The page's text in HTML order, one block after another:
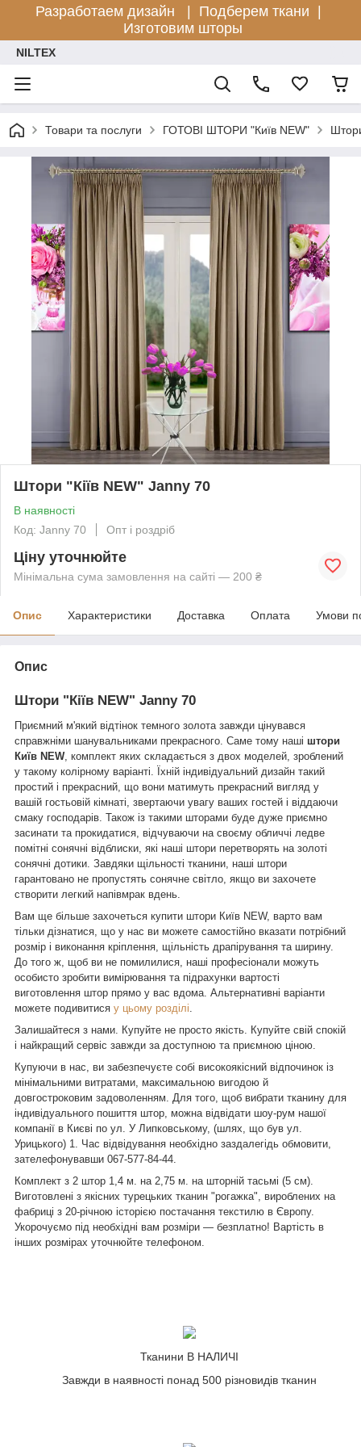
Разработаем дизайн |
Подберем ткани |
Изготовим шторы
NILTEX
Товари та послуги ГОТОВІ ШТОРИ "Київ NEW"
Штори "Кіїв NEW" Janny 70
В наявності
Код: Janny 70
Опт і роздріб
Ціну уточнюйте
Мінімальна сума замовлення на сайті — 200 ₴
Опис Характеристики Доставка Оплата Умови
Опис
Штори "Кіїв NEW" Janny 70
Приємний м'який відтінок темного золота завжди цінувався
справжніми шанувальниками прекрасного. Саме тому наші штори
Київ NEW, комплект яких складається з двох моделей, зроблений
у такому колірному варіанті. Їхній індивідуальний дизайн такий
простий і прекрасний, що вони матимуть прекрасний вигляд у
вашій гостьовій кімнаті, звертаючи увагу ваших гостей і віддаючи
смаку господарів. Також із такими шторами буде дуже приємно
засинати та прокидатися, відчуваючи на своєму обличчі ледве
помітні сонячні відблиски, які наші штори перетворять на золоті
сонячні дотики. Завдяки щільності тканини, наші штори
гарантовано не пропустять сонячне світло, якщо ви захочете
створити легкий напівмрак вдень.
Вам ще більше захочеться купити штори Київ NEW, варто вам
тільки дізнатися, що у нас ви можете самостійно вказати потрібний
розмір і виконання кріплення, щільність драпірування та ширину.
До того ж, щоб ви не помилилися, наші професіонали можуть
особисто зробити вимірювання та підрахунки вартості
виготовлення штор прямо у вас вдома. Альтернативні варіанти
можете подивитися у цьому розділі
Залишайтеся з нами. Купуйте не просто якість. Купуйте свій спокій
і найкращий сервіс завжди за доступною та приємною ціною.
Купуючи в нас, ви забезпечуєте собі високоякісний відпочинок із
мінімальними витратами, максимальною вигодою й
довгостроковим задоволенням. Для того, щоб вибрати тканину для
індивідуального пошиття штор, можна відвідати шоу-рум нашої
компанії в Києві по ул. У Липковському, (шлях, що був ул.
Урицького) 1. Час відвідування необхідно заздалегідь обмовити,
зателефонувавши 067-577-84-44
Комплект з 2 штор 1,4 м. на 2,75 м. на шторній тасьмі (5 см).
Виготовлені з якісних турецьких тканин "рогажка", вироблених на
фабриці з 20-річною історією постачання текстилю в Європу.
Укорочуємо під необхідні вам розміри — безплатно! Вартість в
інших розмірах уточнюйте телефоном.
Тканини В НАЛИЧІ
Завжди в наявності понад 500 різновидів тканин